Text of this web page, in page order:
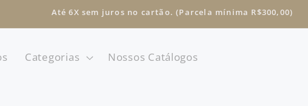
Até 6X sem juros no cartão. (Parcela mínima R$300,00)
Categorias Nossos Catálogos